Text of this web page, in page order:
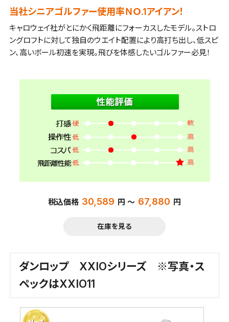
当社シニアゴルファー使用率ＮＯ.1アイアン！
キャロウェイ社がとにかく飛距離にフォーカスしたモデル。ストロ
ングロフトに対して独自のウエイト配置により高打ち出し、低スピ
ン、高いボール初速を実現。飛びを体感したいゴルファー必見！
税込価格 30,589 円 ～ 67,880 円
在庫を見る
ダンロップ XXIOシリーズ ※写真・ス
ペックはXXIO11